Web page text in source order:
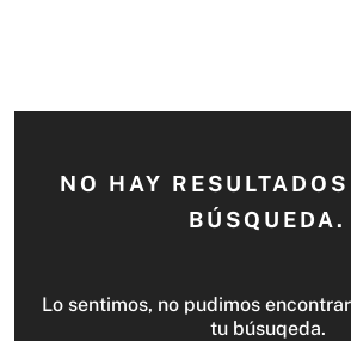
NO HAY
BÚSQUEDA.
Lo sentimos, no pudimos
tu búsuqeda.